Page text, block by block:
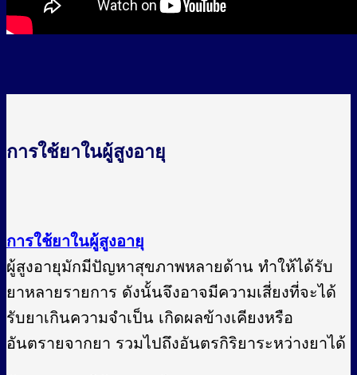
การใช้ยาในผู้สูงอายุ
การใช้ยาในผู้สูงอายุ
ผู้สูงอายุมักมีปัญหาสุขภาพหลายด้าน ทำให้ได้รับ
ยาหลายรายการ ดังนั้นจึงอาจมีความเสี่ยงที่จะได้
รับยาเกินความจำเป็น เกิดผลข้างเคียงหรือ
อันตรายจากยา รวมไปถึงอันตรกิริยาระหว่างยาได้